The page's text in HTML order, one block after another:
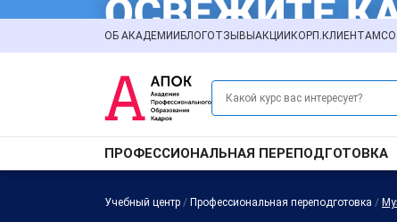
ОБ АКАДЕМИИ БЛОГОТЗЫВЫ АКЦИИ КОРП.КЛИЕНТАМ
ПРОФЕССИОНАЛЬНАЯ ПЕРЕПОДГОТОВКА
Учебный центр / Профессиональная переподготовка /